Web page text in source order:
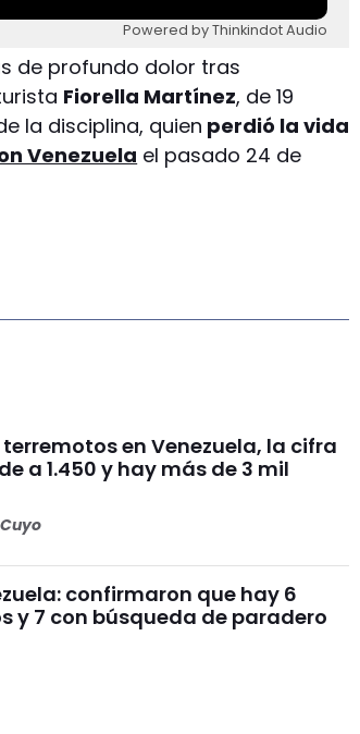
Powered by Thinkindot Audio
de profundo dolor tras
Fiorella Martínez, de 19
la disciplina, quien perdió la vida
Venezuela el pasado 24 de
en Venezuela, la cifra
a 1.450 y hay más de 3 mil
confirmaron que hay 6
y 7 con búsqueda de paradero